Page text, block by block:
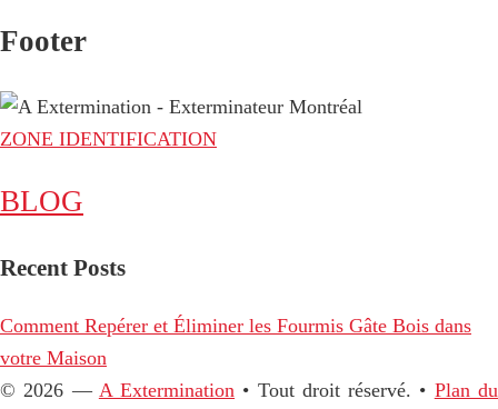
Footer
ZONE IDENTIFICATION
BLOG
Recent Posts
Comment Repérer et Éliminer les Fourmis Gâte Bois dans
votre Maison
© 2026 — A Extermination • Tout droit réservé. • Plan du